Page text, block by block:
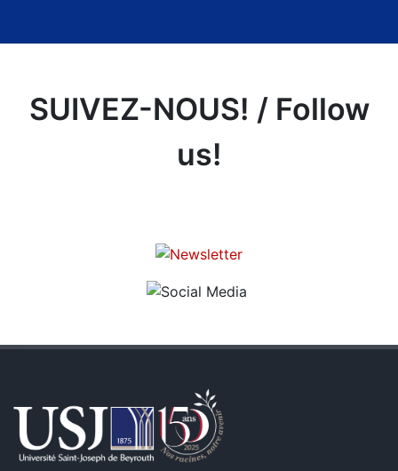
SUIVEZ-NOUS! / Follow
us!